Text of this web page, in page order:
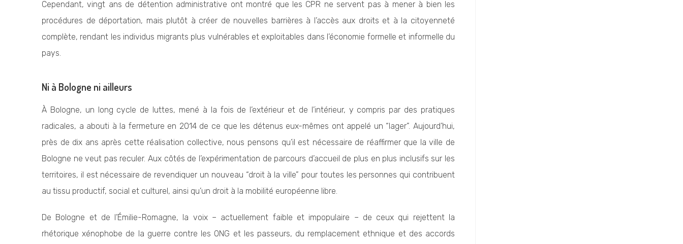
Cependant, vingt ans de détention administrative ont montré que les CPR ne servent pas à mener à bien les
procédures de déportation, mais plutôt à créer de nouvelles barrières à l’accès aux droits et à la citoyenneté
complète, rendant les individus migrants plus vulnérables et exploitables dans l’économie formelle et informelle du
pays.
Ni à Bologne ni ailleurs
À Bologne, un long cycle de luttes, mené à la fois de l’extérieur et de l’intérieur, y compris par des pratiques
radicales, a abouti à la fermeture en 2014 de ce que les détenus eux-mêmes ont appelé un “lager”. Aujourd’hui,
près de dix ans après cette réalisation collective, nous pensons qu’il est nécessaire de réaffirmer que la ville de
Bologne ne veut pas reculer. Aux côtés de l’expérimentation de parcours d’accueil de plus en plus inclusifs sur les
territoires, il est nécessaire de revendiquer un nouveau “droit à la ville” pour toutes les personnes qui contribuent
au tissu productif, social et culturel, ainsi qu’un droit à la mobilité européenne libre.
De Bologne et de l’Émilie-Romagne, la voix – actuellement faible et impopulaire – de ceux qui rejettent la
rhétorique xénophobe de la guerre contre les ONG et les passeurs, du remplacement ethnique et des accords